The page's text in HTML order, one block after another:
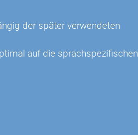
der später verwendeten
auf die sprachspezifischen